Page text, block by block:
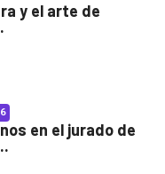
y el arte de
en el jurado de